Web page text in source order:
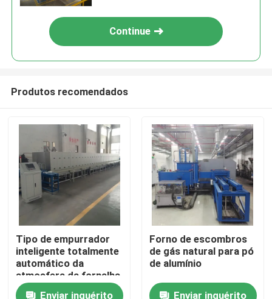
Produtos
Sobre nós
Continue
Produtos recomendados
Tipo de empurrador
inteligente totalmente
automático da
atmosfera da fornalha
de aglomeração dos
Enviar inquérito
Forno de escombros
de gás natural para pó
de alumínio
Enviar inquérito